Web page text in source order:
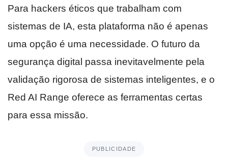
Para hackers éticos que trabalham com
sistemas de IA, esta plataforma não é apenas
uma opção é uma necessidade. O futuro da
segurança digital passa inevitavelmente pela
validação rigorosa de sistemas inteligentes, e o
Red AI Range oferece as ferramentas certas
para essa missão.
PUBLICIDADE